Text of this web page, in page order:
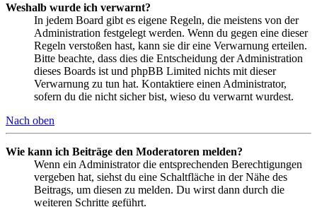
Weshalb wurde ich verwarnt?
In jedem Board gibt es eigene Regeln, die meistens von der
Administration festgelegt werden. Wenn du gegen eine dieser
Regeln verstoßen hast, kann sie dir eine Verwarnung erteilen.
Bitte beachte, dass dies die Entscheidung der Administration
dieses Boards ist und phpBB Limited nichts mit dieser
Verwarnung zu tun hat. Kontaktiere einen Administrator,
sofern du die nicht sicher bist, wieso du verwarnt wurdest.
Nach oben
Wie kann ich Beiträge den Moderatoren melden?
Wenn ein Administrator die entsprechenden Berechtigungen
vergeben hat, siehst du eine Schaltfläche in der Nähe des
Beitrags, um diesen zu melden. Du wirst dann durch die
weiteren Schritte geführt.